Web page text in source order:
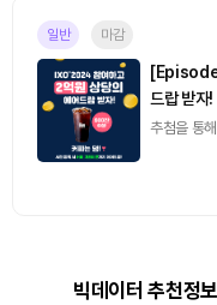
일반 마감
[Episode
드랍 받자!
추첨을 통
빅데이터 추천정보